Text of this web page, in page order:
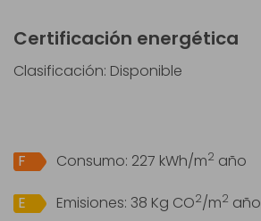
Certificación energética
Clasificación: Disponible
F Consumo: 227 kWh/m2 año
E Emisiones: 38 Kg CO2/m2 año